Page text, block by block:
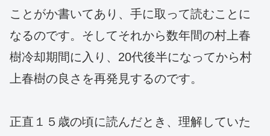
ことがか書いてあり、手に取って読むことに
なるのです。そしてそれから数年間の村上春
樹冷却期間に入り、20代後半になってから村
上春樹の良さを再発見するのです。
正直１５歳の頃に読んだとき、理解していた